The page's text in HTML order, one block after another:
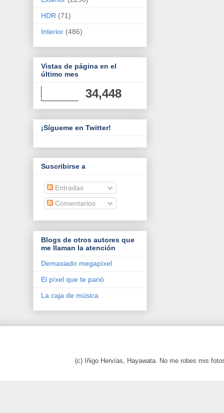
HDR (71)
Interior (486)
Vistas de página en el
último mes
34,448
¡Sígueme en Twitter!
Suscribirse a
Entradas
Comentarios
Blogs de otros autores que
me llaman la atención
Demasiado megapíxel
El píxel que te parió
La caja de música
(c) Iñigo Hervías, Hayawata. No me robes mis